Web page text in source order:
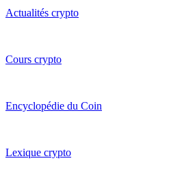
Actualités crypto
Cours crypto
Encyclopédie du Coin
Lexique crypto